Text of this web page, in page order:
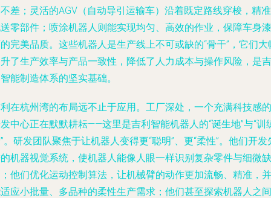
差；灵活的AGV（自动导引运输车）沿着既定路线穿梭，精准
零部件；喷涂机器人则能实现均匀、高效的作业，保障车身漆
完美品质。这些机器人是生产线上不可或缺的“骨干”，它们大
了生产效率与产品一致性，降低了人力成本与操作风险，是吉
能制造体系的坚实基础。
在杭州湾的布局远不止于应用。工厂深处，一个充满科技感的
中心正在默默耕耘——这里是吉利智能机器人的“诞生地”与“训
。研发团队聚焦于让机器人变得更“聪明”、更“柔性”。他们开发
机器视觉系统，使机器人能像人眼一样识别复杂零件与细微缺
他们优化运动控制算法，让机械臂的动作更加流畅、精准，并
应小批量、多品种的柔性生产需求；他们甚至探索机器人之间